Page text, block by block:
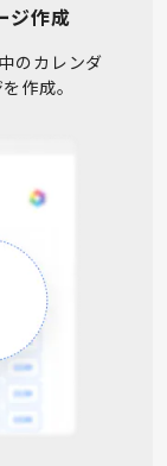
ジ作成
のカレンダ
作成。